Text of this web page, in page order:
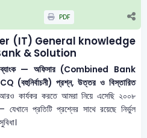
PDF
(IT) General knowledge
& Solution
ব্যাংক — অফিসার (Combined Bank
(বহুনির্বাচনী) প্রশ্ন, উত্তর ও বিস্তারিত
কার্যকর করতে আমরা নিয়ে এসেছি ২০০৮
প্রতিটি প্রশ্নের সাথে রয়েছে নির্ভুল